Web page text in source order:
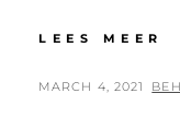
LEES MEER
POSTED
MARCH 4, 2021 BY